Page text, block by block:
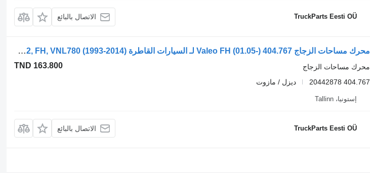
TruckParts Eesti OÜ الاتصال بالبائع
محرك مساحات الزجاج Valeo FH (01.05-) 404.767 لـ السيارات القاطرة Volvo FH12, FH16, NH12, FH, VNL780 (1993-2014)
TND 163.800
محرك مساحات الزجاج
404.767 20442878
ديزل / مازوت
إستونيا، Tallinn
TruckParts Eesti OÜ الاتصال بالبائع